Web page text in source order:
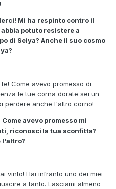
Mi ha respinto contro il
potuto resistere a
di Seiya? Anche il suo cosmo
Come avevo promesso di
le tue corna dorate sei un
perdere anche l'altro corno!
avevo promesso mi
riconosci la tua sconfitta?
l'altro?
vinto! Hai infranto uno dei miei
a tanto. Lasciami almeno